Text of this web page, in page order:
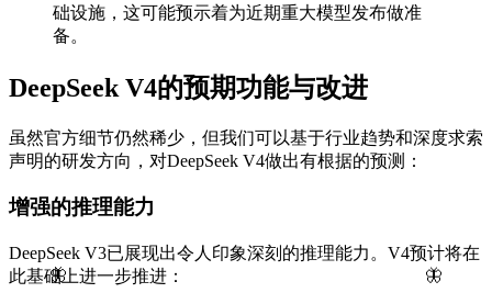
🦋 🦋
础设施，这可能预示着为近期重大模型发布做准
备。
DeepSeek V4的预期功能与改进
虽然官方细节仍然稀少，但我们可以基于行业趋势和深度求索
声明的研发方向，对DeepSeek V4做出有根据的预测：
增强的推理能力
DeepSeek V3已展现出令人印象深刻的推理能力。V4预计将在
此基础上进一步推进：